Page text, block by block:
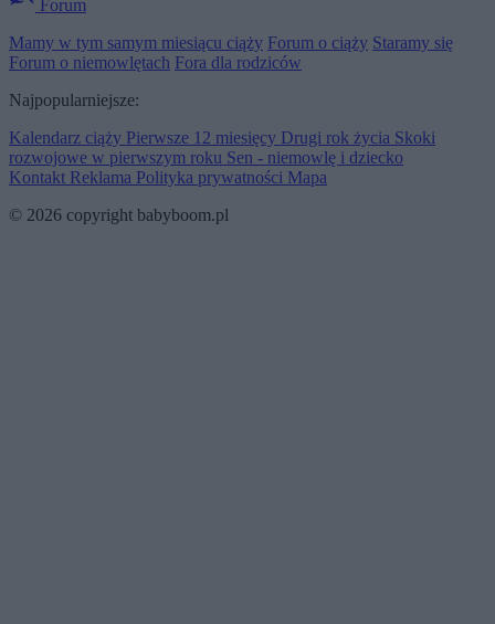
Forum
Mamy w tym samym miesiącu ciąży Forum o ciąży Staramy się
Forum o niemowlętach Fora dla rodziców
Najpopularniejsze:
Kalendarz ciąży Pierwsze 12 miesięcy Drugi rok życia Skoki
rozwojowe w pierwszym roku Sen - niemowlę i dziecko
Kontakt Reklama Polityka prywatności Mapa
© 2026 copyright babyboom.pl